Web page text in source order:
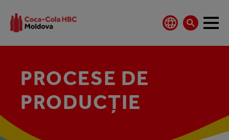
PROCESE DE
PRODUCŢIE